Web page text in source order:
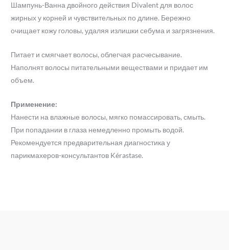
Шампунь-Ванна двойного действия Divalent для волос
жирных у корней и чувствительных по длине. Бережно
очищает кожу головы, удаляя излишки себума и загрязнения.
Питает и смягчает волосы, облегчая расчесывание.
Наполнят волосы питательными веществами и придает им
объем.
Применение:
Нанести на влажные волосы, мягко помассировать, смыть.
При попадании в глаза немедленно промыть водой.
Рекомендуется предварительная диагностика у
парикмахеров-консультантов Kérastase.